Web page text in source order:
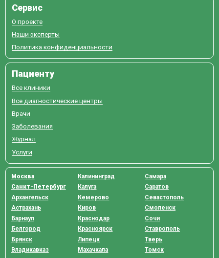
Сервис
О проекте
Наши эксперты
Политика конфиденциальности
Пациенту
Все клиники
Все диагностические центры
Врачи
Заболевания
Журнал
Услуги
Москва
Санкт-Петербург
Архангельск
Астрахань
Барнаул
Белгород
Брянск
Владикавказ
Калининград
Калуга
Кемерово
Киров
Краснодар
Красноярск
Липецк
Махачкала
Самара
Саратов
Севастополь
Смоленск
Сочи
Ставрополь
Тверь
Томск